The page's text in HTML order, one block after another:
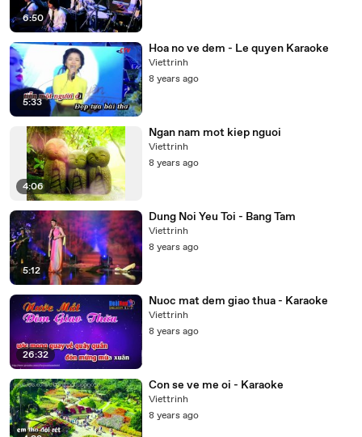
6:50
5:33
Hoa no ve dem - Le quyen Karaoke
Viettrinh
8 years ago
4:06
Ngan nam mot kiep nguoi
Viettrinh
8 years ago
5:12
Dung Noi Yeu Toi - Bang Tam
Viettrinh
8 years ago
26:32
Nuoc mat dem giao thua - Karaoke
Viettrinh
8 years ago
Con se ve me oi - Karaoke
Viettrinh
8 years ago